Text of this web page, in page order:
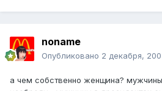
noname
Опубликовано 2 декабря,
а чем собственно женщина?